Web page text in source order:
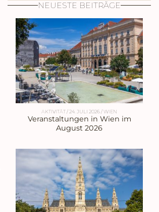
NEUESTE BEITRÄGE
AKTIVITÄT/24. JULI 2026/WIEN
Veranstaltungen in Wien im
August 2026